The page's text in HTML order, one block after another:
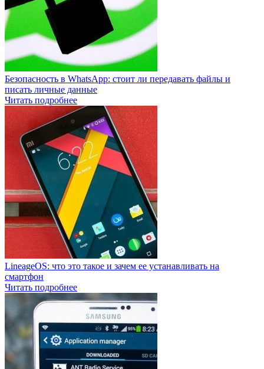
Безопасность в WhatsApp: стоит ли передавать файлы и
писать личные данные
Читать подробнее
LineageOS: что это такое и зачем ее устанавливать на
смартфон
Читать подробнее